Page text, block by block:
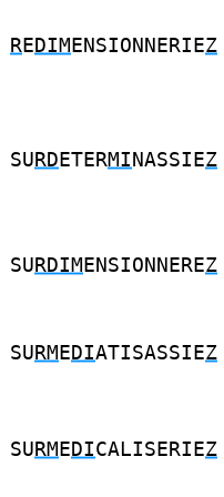
RE DIM ENSIONNERIEZ
SU RD ETERMI NASSIEZ
SU RDIM ENSIONNEREZ
SU RM E DIATISASSIEZ
SU RM E DICALISERIEZ